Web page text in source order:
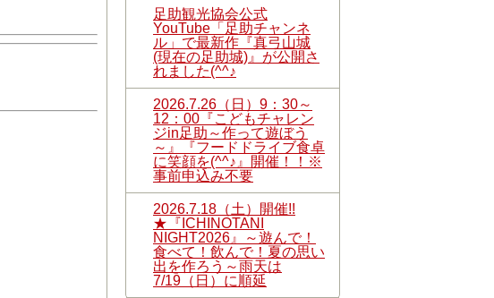
足助観光協会公式
YouTube「足助チャンネ
ル」で最新作『真弓山城
(現在の足助城)』が公開さ
れました(^^♪
2026.7.26（日）9：30～
12：00『こどもチャレン
ジin足助～作って遊ぼう
～』『フードドライブ食卓
に笑顔を(^^♪』開催！！※
事前申込み不要
2026.7.18（土）開催!!
★『ICHINOTANI
NIGHT2026』～遊んで！
食べて！飲んで！夏の思い
出を作ろう～雨天は
7/19（日）に順延